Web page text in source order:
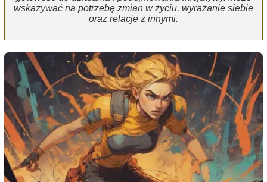
wskazywać na potrzebę zmian w życiu, wyrażanie siebie
oraz relacje z innymi.